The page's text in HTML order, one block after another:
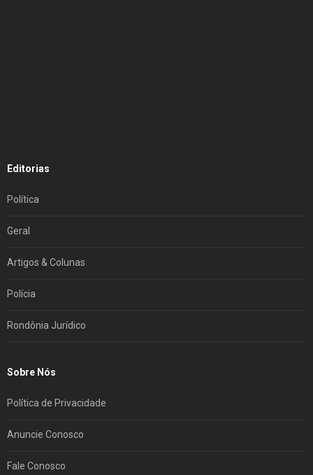
Editorias
Política
Geral
Artigos & Colunas
Polícia
Rondônia Jurídico
Sobre Nós
Política de Privacidade
Anuncie Conosco
Fale Conosco